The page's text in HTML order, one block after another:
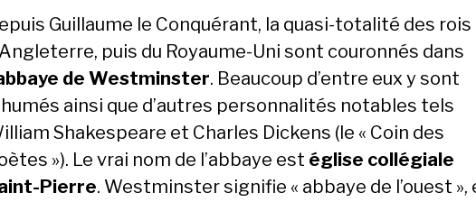
Guillaume le Conquérant, la quasi-totalité des rois
puis du Royaume-Uni sont couronnés dans
de Westminster. Beaucoup d’entre eux y sont
ainsi que d’autres personnalités notables tels
Shakespeare et Charles Dickens (le « Coin des
»). Le vrai nom de l’abbaye est église collégiale
Pierre. Westminster signifie « abbaye de l’ouest »,